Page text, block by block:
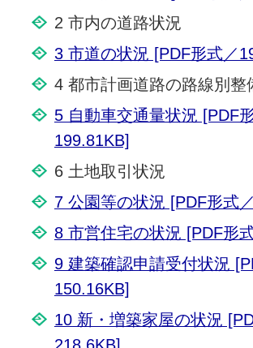
2 市内の道路状況
3 市道の状況 [PDF形式／
4 都市計画道路の路線別整
5 自動車交通量状況 [PDF
199.81KB]
6 土地取引状況
7 公園等の状況 [PDF形式
8 市営住宅の状況 [PDF形
9 建築確認申請受付状況
150.16KB]
10 新・増築家屋の状況